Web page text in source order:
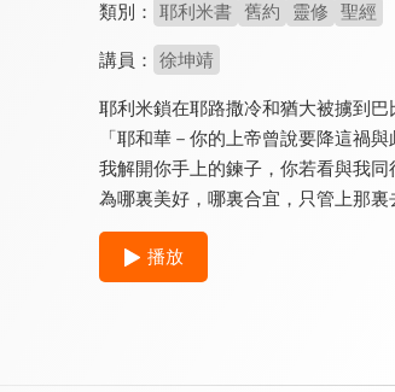
類別： 耶利米書 舊約 靈修 聖經
講員： 徐坤靖
耶利米鎖在耶路撒冷和猶大被擄到
「耶和華－你的上帝曾說要降這禍
我解開你手上的鍊子，你若看與我
為哪裏美好，哪裏合宜，只管上那
播放